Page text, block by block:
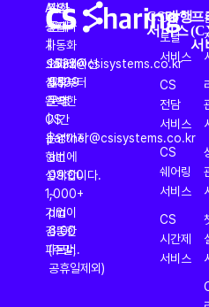
AI
상담과
자동화
오퍼레이션
설계부터
완벽한
CS
운영까지
한번에
설계합니다.
1,000+
기업이
검증한
파트너.
도입
문의
|
sales@csisystems.co.kr
제휴
문의
|
partner@csisystems.co.kr
전화
문의
|
1522-
5539
운영
시간
|
am
09:00
~
pm
6:00
(주말,
공휴일제외)
CS대행
서비스
CS
토탈
서비스
CS
전담
서비스
CS
쉐어링
서비스
CS
시간제
서비스
프
서